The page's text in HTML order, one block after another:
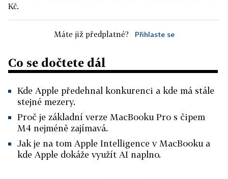
Kč.
Máte již předplatné? Přihlaste se
Co se dočtete dál
Kde Apple předehnal konkurenci a kde má stále
stejné mezery.
Proč je základní verze MacBooku Pro s čipem
M4 nejméně zajímavá.
Jak je na tom Apple Intelligence v MacBooku a
kde Apple dokáže využít AI naplno.